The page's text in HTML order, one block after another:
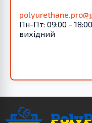
Пн-Пт: 09:00 -
вихідний